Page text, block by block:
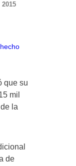
que su
mil
la
de